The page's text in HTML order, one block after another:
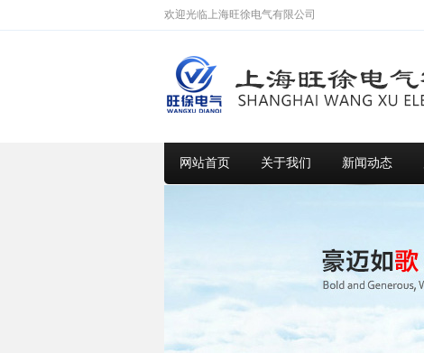
欢迎光临上海旺徐电气有限公司
网站首页 关于我们 新闻动态